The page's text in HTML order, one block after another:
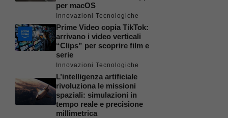
per macOS
Innovazioni Tecnologiche
Prime Video copia TikTok:
arrivano i video verticali
“Clips” per scoprire film e
serie
Innovazioni Tecnologiche
L’intelligenza artificiale
rivoluziona le missioni
spaziali: simulazioni in
tempo reale e precisione
millimetrica